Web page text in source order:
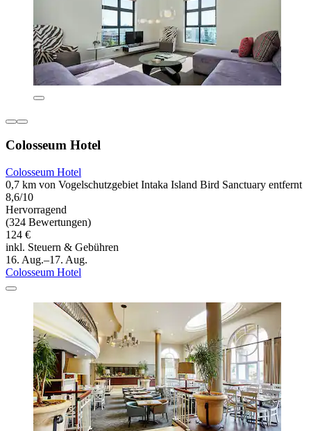
Colosseum Hotel
Colosseum Hotel
0,7 km von Vogelschutzgebiet Intaka Island Bird Sanctuary entfernt
8,6/10
Hervorragend
(324 Bewertungen)
124 €
inkl. Steuern & Gebühren
16. Aug.–17. Aug.
Colosseum Hotel